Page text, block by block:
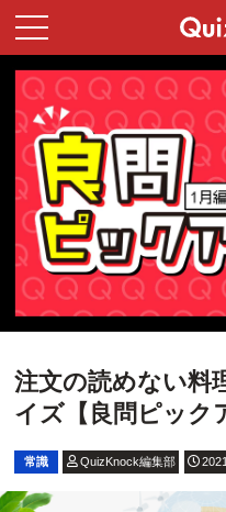
注文の読めない
イズ【良問ピック
常識 QuizKnock編集部